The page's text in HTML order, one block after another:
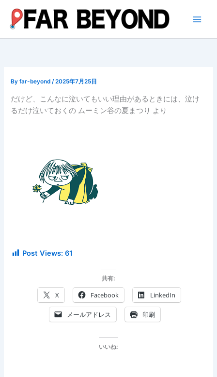
ス
Byfar-beyond/2025年7月25日
だけど、こんなに泣いてもいい理由があるときには、泣け
るだけ泣いておくの ムーミン谷の夏まつり より
Post Views: 61
共有:
X Facebook LinkedIn
メールアドレス 印刷
いいね: